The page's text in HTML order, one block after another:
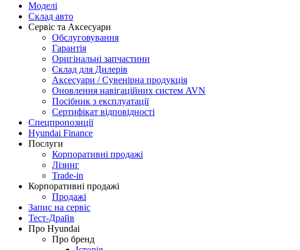
Моделі
Склад авто
Сервіс та Аксесуари
Обслуговування
Гарантія
Оригінальні запчастини
Склад для Дилерів
Аксесуари / Сувенірна продукція
Оновлення навігаційних систем AVN
Посібник з експлуатації
Сертифікат відповідності
Спецпропозиції
Hyundai Finance
Послуги
Корпоративні продажі
Лізинг
Trade-in
Корпоративні продажі
Продажі
Запис на сервіс
Тест-Драйв
Про Hyundai
Про бренд